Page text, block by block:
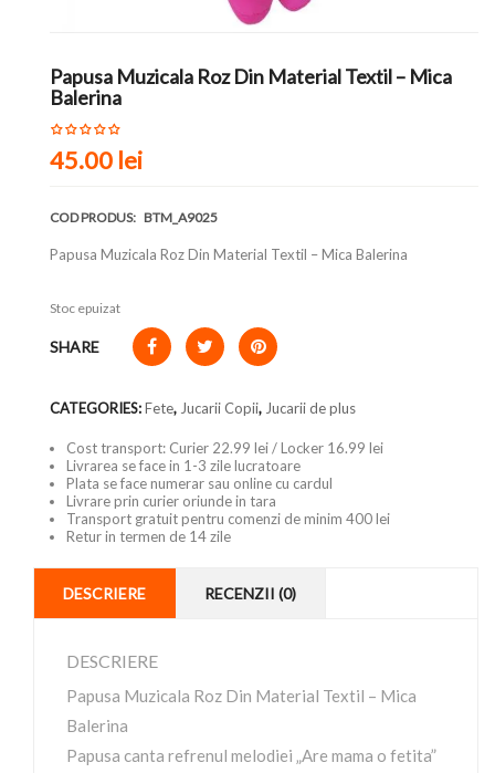
Papusa Muzicala Roz Din Material Textil – Mica
Balerina
45.00 lei
COD PRODUS: BTM_A9025
Papusa Muzicala Roz Din Material Textil – Mica Balerina
Stoc epuizat
SHARE
CATEGORIES:Fete, Jucarii Copii, Jucarii de plus
Cost transport: Curier 22.99 lei / Locker 16.99 lei
Livrarea se face in 1-3 zile lucratoare
Plata se face numerar sau online cu cardul
Livrare prin curier oriunde in tara
Transport gratuit pentru comenzi de minim 400 lei
Retur in termen de 14 zile
DESCRIERE RECENZII (0)
DESCRIERE
Papusa Muzicala Roz Din Material Textil – Mica
Balerina
Papusa canta refrenul melodiei „Are mama o fetita”